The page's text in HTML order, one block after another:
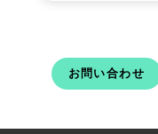
お問い合わせ